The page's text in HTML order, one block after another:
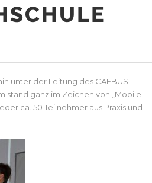
unter der Leitung des CAEBUS-
stand ganz im Zeichen von „Mobile
ca. 50 Teilnehmer aus Praxis und